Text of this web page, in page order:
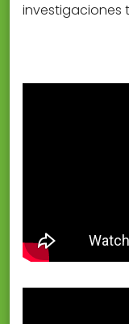
investigaciones